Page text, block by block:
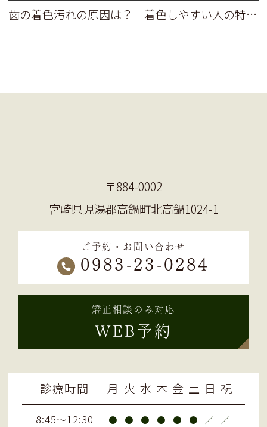
歯の着色汚れの原因は？ 着色しやすい人の特徴ってあるの？
〒884-0002
宮崎県児湯郡高鍋町北高鍋1024-1
ご予約・お問い合わせ
0983-23-0284
矯正相談のみ対応
WEB予約
診療時間 月 火 水 木 金 土 日 祝
8:45～12:30 ● ● ● ● ● ● ／ ／